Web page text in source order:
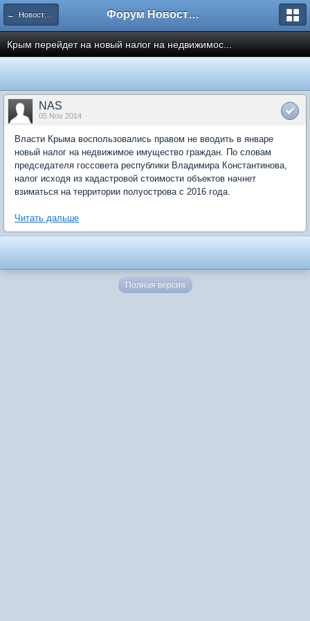
← Новости рынка недвижимости Форум Новостройки
Крым перейдет на новый налог на недвижимос...
NAS
05 Nov 2014
Власти Крыма воспользовались правом не вводить в январе
новый налог на недвижимое имущество граждан. По словам
председателя госсовета республики Владимира Константинова,
налог исходя из кадастровой стоимости объектов начнет
взиматься на территории полуострова с 2016 года.
Читать дальше
Полная версия